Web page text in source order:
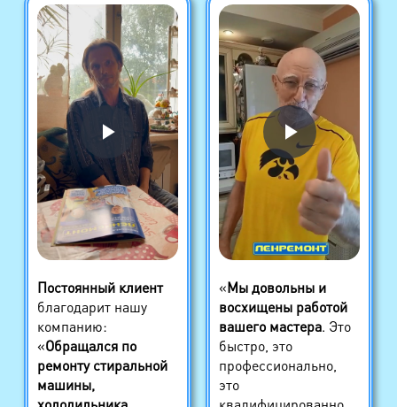
Постоянный клиент
благодарит нашу
компанию:
«Обращался по
ремонту стиральной
машины,
«Мы довольны и
восхищены работой
вашего мастера. Это
быстро, это
профессионально,
это